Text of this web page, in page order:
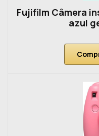
Fujifilm Câmera
azul